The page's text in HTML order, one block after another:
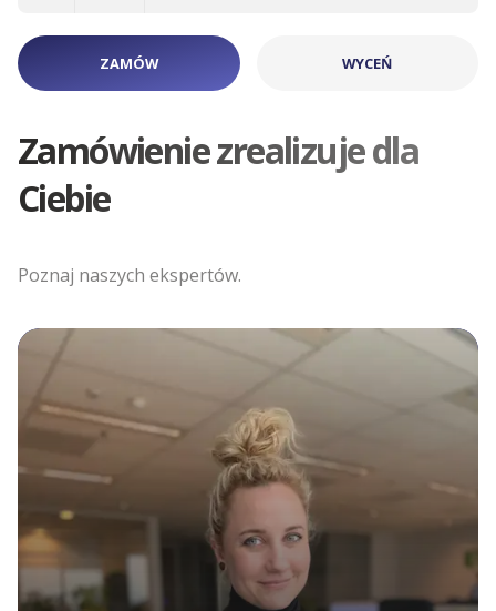
ZAMÓW WYCEŃ
Zamówienie zrealizuje dla
Ciebie
Poznaj naszych ekspertów.